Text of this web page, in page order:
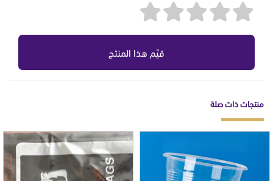
قيّم هذا المنتج
منتجات ذات صلة